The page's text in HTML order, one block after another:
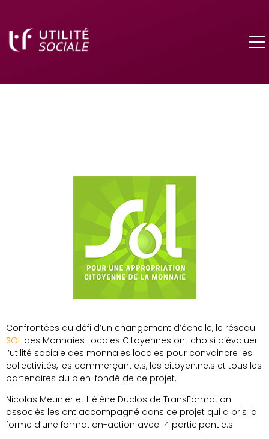
Confrontées au défi d’un changement d’échelle, le réseau
SOL des Monnaies Locales Citoyennes ont choisi d’évaluer
l’utilité sociale des monnaies locales pour convaincre les
collectivités, les commerçant.e.s, les citoyen.ne.s et tous les
partenaires du bien-fondé de ce projet.
Nicolas Meunier et Hélène Duclos de TransFormation
associés les ont accompagné dans ce projet qui a pris la
forme d’une formation-action avec 14 participant.e.s.